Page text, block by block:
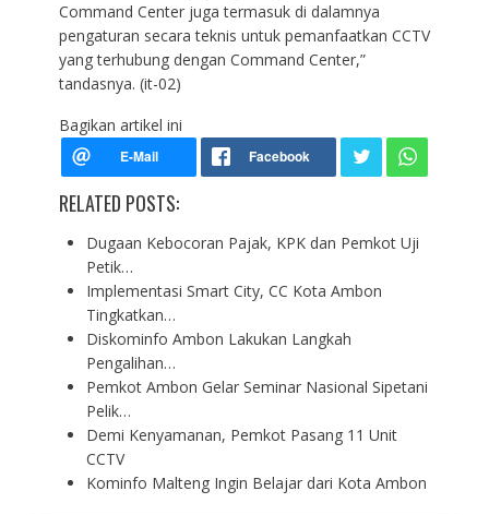
Command Center juga termasuk di dalamnya
pengaturan secara teknis untuk pemanfaatkan CCTV
yang terhubung dengan Command Center,”
tandasnya. (it-02)
Bagikan artikel ini
RELATED POSTS:
Dugaan Kebocoran Pajak, KPK dan Pemkot Uji
Petik…
Implementasi Smart City, CC Kota Ambon
Tingkatkan…
Diskominfo Ambon Lakukan Langkah
Pengalihan…
Pemkot Ambon Gelar Seminar Nasional Sipetani
Pelik…
Demi Kenyamanan, Pemkot Pasang 11 Unit
CCTV
Kominfo Malteng Ingin Belajar dari Kota Ambon